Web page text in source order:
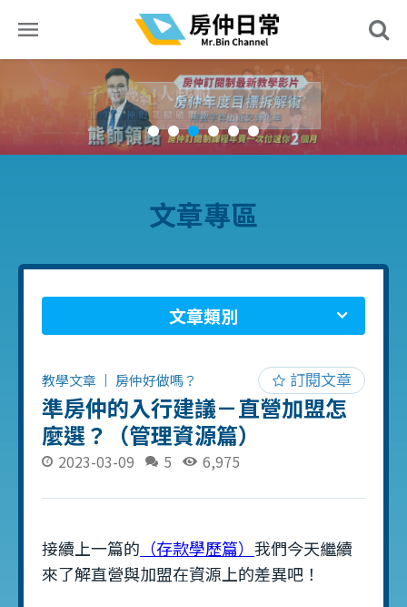
文章專區
文章類別
教學文章 房仲好做嗎？ 訂閱文章
準房仲的入行建議－直營加盟怎
麼選？（管理資源篇）
2023-03-09 5 6,975
接續上一篇的 （存款學歷篇） 我們今天繼續
來了解直營與加盟在資源上的差異吧！